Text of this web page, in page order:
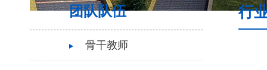
团队队伍
骨干教师
行